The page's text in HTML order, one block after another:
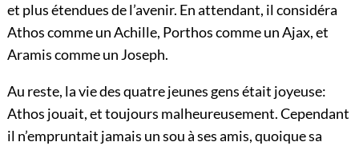
et plus étendues de l’avenir. En attendant, il considéra
Athos comme un Achille, Porthos comme un Ajax, et
Aramis comme un Joseph.
Au reste, la vie des quatre jeunes gens était joyeuse:
Athos jouait, et toujours malheureusement. Cependant
il n’empruntait jamais un sou à ses amis, quoique sa